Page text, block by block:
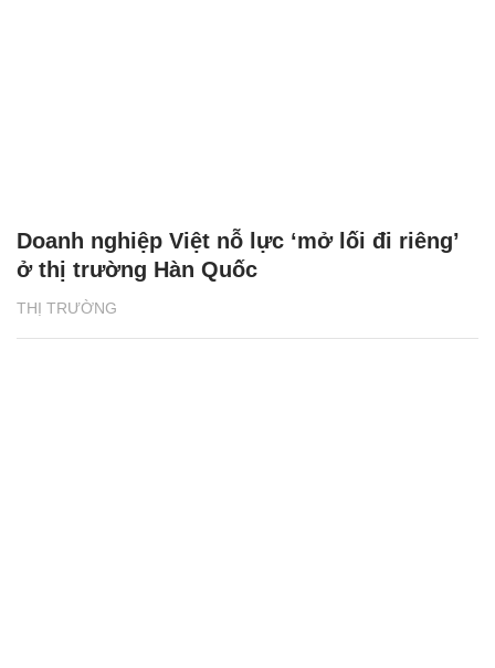
THỊ TRƯỜNG
Doanh nghiệp Việt nỗ lực ‘mở lối đi riêng’
ở thị trường Hàn Quốc